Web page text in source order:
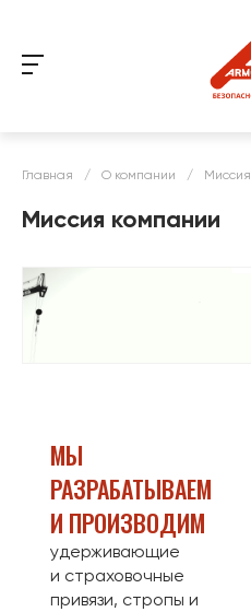
Главная / О компании / Миссия
Миссия компании
МЫ
РАЗРАБАТЫВАЕМ
И ПРОИЗВОДИМ
удерживающие
и страховочные
привязи, стропы и